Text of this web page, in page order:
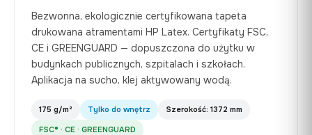
Bezwonna, ekologicznie certyfikowana tapeta
drukowana atramentami HP Latex. Certyfikaty FSC,
CE i GREENGUARD — dopuszczona do użytku w
budynkach publicznych, szpitalach i szkołach.
Aplikacja na sucho, klej aktywowany wodą.
175 g/m² Tylko do wnętrz Szerokość: 1372 mm
FSC® · CE · GREENGUARD